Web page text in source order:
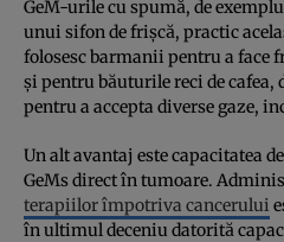
GeM-urile cu spumă, de
unui sifon de frișcă, practic
folosesc barmanii pentru a face
și pentru băuturile reci de cafea,
pentru a accepta diverse gaze,
Un alt avantaj este capacitatea
GeMs direct în tumoare.
terapiilor împotriva cancerului
în ultimul deceniu datorită